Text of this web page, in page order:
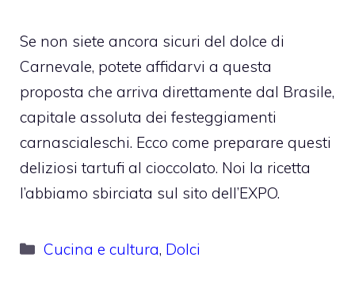
Se non siete ancora sicuri del dolce di
Carnevale, potete affidarvi a questa
proposta che arriva direttamente dal Brasile,
capitale assoluta dei festeggiamenti
carnascialeschi. Ecco come preparare questi
deliziosi tartufi al cioccolato. Noi la ricetta
l’abbiamo sbirciata sul sito dell’EXPO.
Categorie
Cucina e cultura, Dolci